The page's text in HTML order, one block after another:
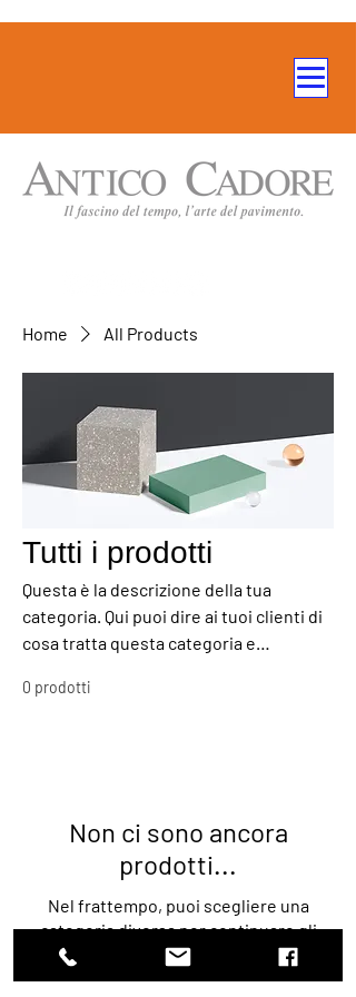
Home All Products
Tutti i prodotti
Questa è la descrizione della tua
categoria. Qui puoi dire ai tuoi clienti di
cosa tratta questa categoria e
dettagliato.
0 prodotti
Non ci sono ancora
prodotti...
Nel frattempo, puoi scegliere una
categoria diversa per continuare gli
acquisti.